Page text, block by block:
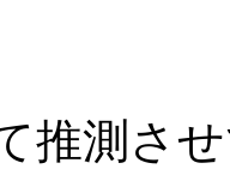
推測さ